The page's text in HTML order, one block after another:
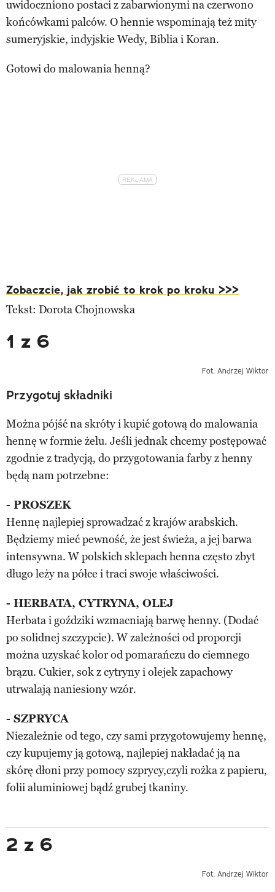
uwidoczniono postaci z zabarwionymi na czerwono
końcówkami palców. O hennie wspominają też mity
sumeryjskie, indyjskie Wedy, Biblia i Koran.
Gotowi do malowania henną?
Zobaczcie, jak zrobić to krok po kroku >>>
Tekst: Dorota Chojnowska
1 z 6
Fot. Andrzej Wiktor
Przygotuj składniki
Można pójść na skróty i kupić gotową do malowania
hennę w formie żelu. Jeśli jednak chcemy postępować
zgodnie z tradycją, do przygotowania farby z henny
będą nam potrzebne:
- PROSZEK
Hennę najlepiej sprowadzać z krajów arabskich.
Będziemy mieć pewność, że jest świeża, a jej barwa
intensywna. W polskich sklepach henna często zbyt
długo leży na półce i traci swoje właściwości.
- HERBATA, CYTRYNA, OLEJ
Herbata i goździki wzmacniają barwę henny. (Dodać
po solidnej szczypcie). W zależności od proporcji
można uzyskać kolor od pomarańczu do ciemnego
brązu. Cukier, sok z cytryny i olejek zapachowy
utrwalają naniesiony wzór.
- SZPRYCA
Niezależnie od tego, czy sami przygotowujemy hennę,
czy kupujemy ją gotową, najlepiej nakładać ją na
skórę dłoni przy pomocy szprycy,czyli rożka z papieru,
folii aluminiowej bądź grubej tkaniny.
2 z 6
Fot. Andrzej Wiktor